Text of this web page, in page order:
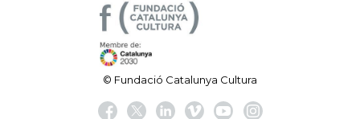
© Fundació Catalunya Cultura